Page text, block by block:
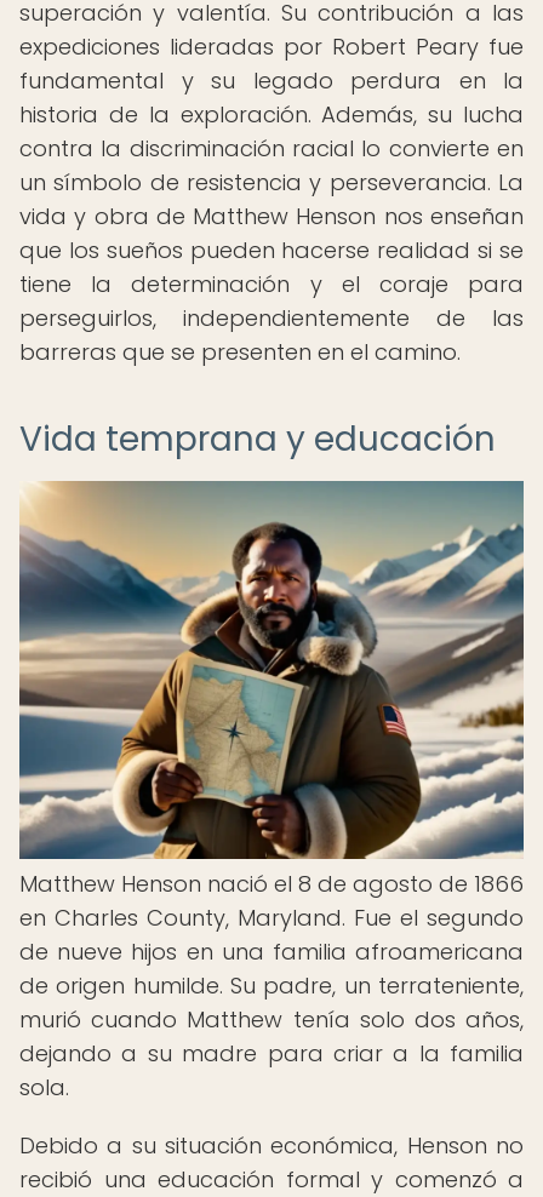
superación y valentía. Su contribución a las
expediciones lideradas por Robert Peary fue
fundamental y su legado perdura en la
historia de la exploración. Además, su lucha
contra la discriminación racial lo convierte en
un símbolo de resistencia y perseverancia. La
vida y obra de Matthew Henson nos enseñan
que los sueños pueden hacerse realidad si se
tiene la determinación y el coraje para
perseguirlos, independientemente de las
barreras que se presenten en el camino.
Vida temprana y educación
Matthew Henson nació el 8 de agosto de 1866
en Charles County, Maryland. Fue el segundo
de nueve hijos en una familia afroamericana
de origen humilde. Su padre, un terrateniente,
murió cuando Matthew tenía solo dos años,
dejando a su madre para criar a la familia
sola.
Debido a su situación económica, Henson no
recibió una educación formal y comenzó a